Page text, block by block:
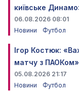
київське
06.08.2026 08:01
Новини
Футбол
Ігор Костюк:
матчу з ПАОКом»
05.08.2026 21:17
Новини
Футбол